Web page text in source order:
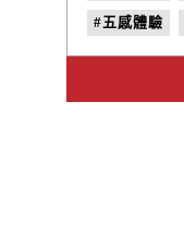
#五感體驗